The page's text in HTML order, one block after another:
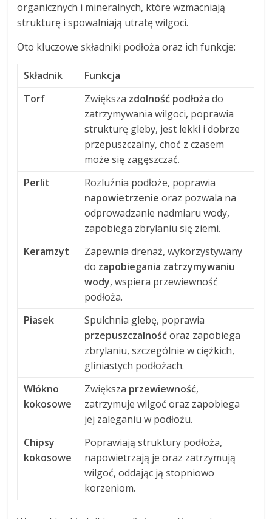
organicznych i mineralnych, które wzmacniają
strukturę i spowalniają utratę wilgoci.
Oto kluczowe składniki podłoża oraz ich funkcje:
Składnik
Funkcja
Torf
Zwiększa zdolność podłoża do
zatrzymywania wilgoci, poprawia
strukturę gleby, jest lekki i dobrze
przepuszczalny, choć z czasem
może się zagęszczać.
Perlit
Rozluźnia podłoże, poprawia
napowietrzenie oraz pozwala na
odprowadzanie nadmiaru wody,
zapobiega zbrylaniu się ziemi.
Keramzyt
Zapewnia drenaż, wykorzystywany
do zapobiegania zatrzymywaniu
wody, wspiera przewiewność
podłoża.
Piasek
Spulchnia glebę, poprawia
przepuszczalnośćoraz zapobiega
zbrylaniu, szczególnie w ciężkich,
gliniastych podłożach.
Włókno
kokosowe
Zwiększa przewiewność,
zatrzymuje wilgoć oraz zapobiega
jej zaleganiu w podłożu.
Chipsy
kokosowe
Poprawiają struktury podłoża,
napowietrzają je oraz zatrzymują
wilgoć, oddając ją stopniowo
korzeniom.